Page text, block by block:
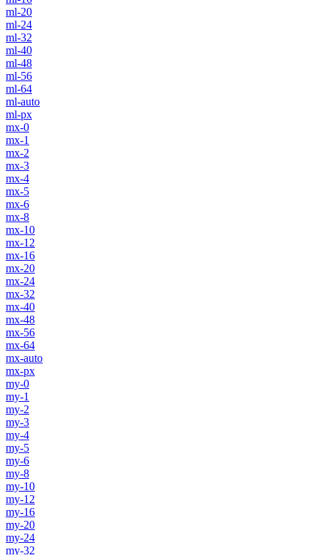
ml-20
ml-24
ml-32
ml-40
ml-48
ml-56
ml-64
ml-auto
ml-px
mx-0
mx-1
mx-2
mx-3
mx-4
mx-5
mx-6
mx-8
mx-10
mx-12
mx-16
mx-20
mx-24
mx-32
mx-40
mx-48
mx-56
mx-64
mx-auto
mx-px
my-0
my-1
my-2
my-3
my-4
my-5
my-6
my-8
my-10
my-12
my-16
my-20
my-24
my-32